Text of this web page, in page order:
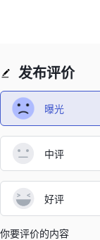
发布评价
曝光
中评
好评
你要评价的内容